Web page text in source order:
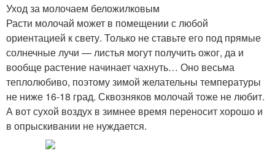
Уход за молочаем беложилковым
Расти молочай может в помещении с любой
ориентацией к свету. Только не ставьте его под прямые
солнечные лучи — листья могут получить ожог, да и
вообще растение начинает чахнуть… Оно весьма
теплолюбиво, поэтому зимой желательны температуры
не ниже 16-18 град. Сквозняков молочай тоже не любит.
А вот сухой воздух в зимнее время переносит хорошо и
в опрыскивании не нуждается.